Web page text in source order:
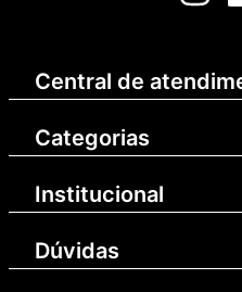
Central de
Categorias
Institucional
Dúvidas